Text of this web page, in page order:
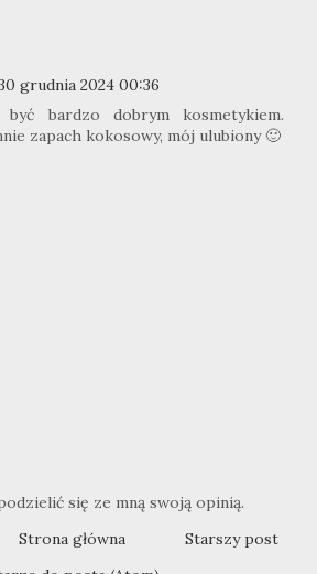
grudnia 2024 00:36
być bardzo dobrym kosmetykiem.
zapach kokosowy, mój ulubiony 🙂
się ze mną swoją opinią.
Starszy post
Strona główna